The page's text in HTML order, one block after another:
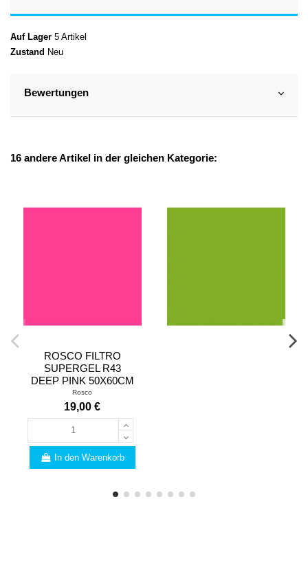
Auf Lager 5 Artikel
Zustand Neu
Bewertungen
16 andere Artikel in der gleichen Kategorie:
ROSCO FILTRO
SUPERGEL R43
DEEP PINK 50X60CM
Rosco
19,00 €
In den Warenkorb